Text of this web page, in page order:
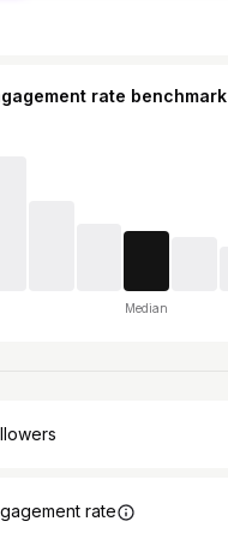
rate benchmark
Median
rate